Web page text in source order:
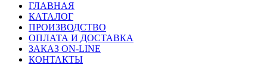
ГЛАВНАЯ
КАТАЛОГ
ПРОИЗВОДСТВО
ОПЛАТА И ДОСТАВКА
ЗАКАЗ ON-LINE
КОНТАКТЫ